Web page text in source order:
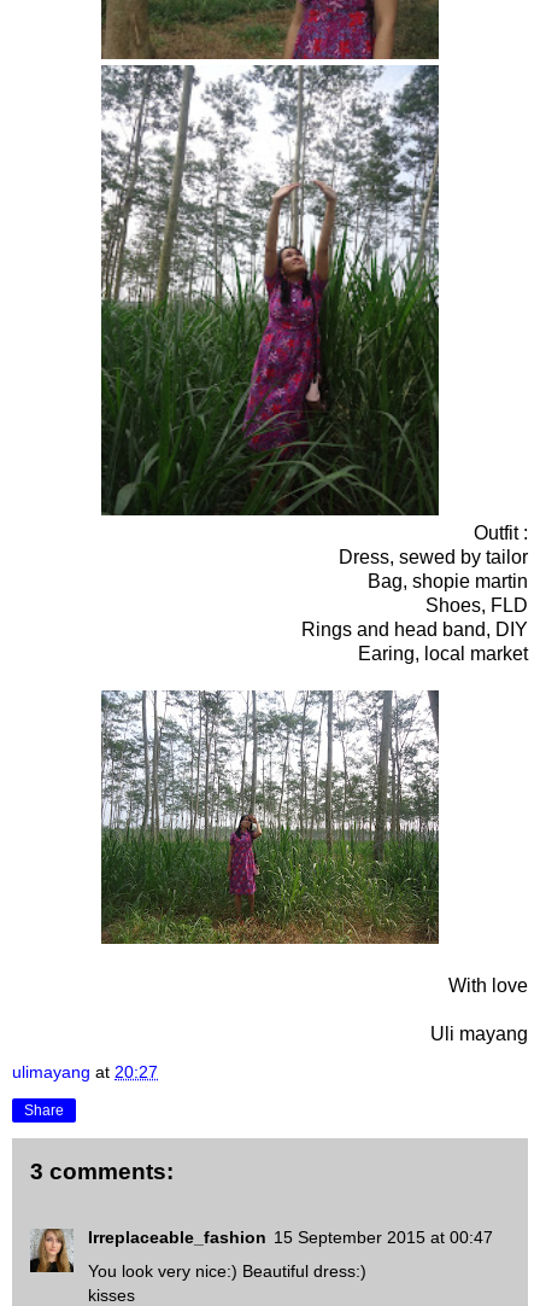
Outfit :
Dress, sewed by tailor
Bag, shopie martin
Shoes, FLD
Rings and head band, DIY
Earing, local market
With love
Uli mayang
ulimayang at 20:27
Share
3 comments:
Irreplaceable_fashion 15 September 2015 at 00:47
You look very nice:) Beautiful dress:)
kisses